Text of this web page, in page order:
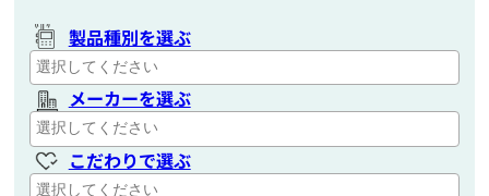
製品種別を選ぶ
メーカーを選ぶ
こだわりで選ぶ